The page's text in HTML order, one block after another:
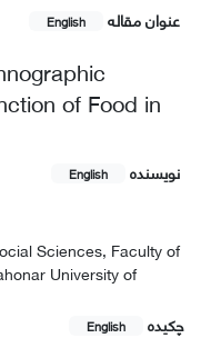
عنوان مقاله English
of Food in
نویسنده English
Sciences, Faculty of
University of
چکیده
English